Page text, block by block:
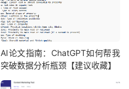
AI论文指南：ChatGPT如何帮我
突破数据分析瓶颈【建议收藏】